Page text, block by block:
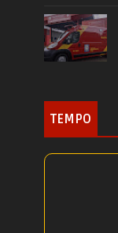
TEMPO